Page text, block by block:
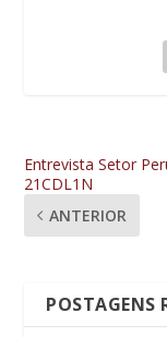
Entrevista Setor
21CDL1N
ANTERIOR
POSTAGENS